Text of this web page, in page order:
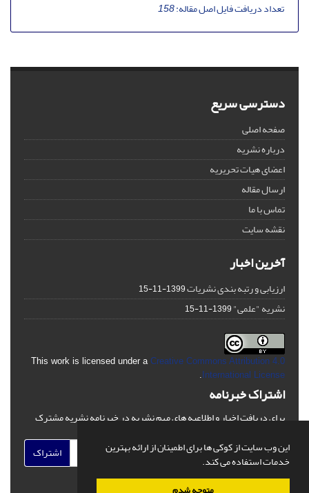
این وب سایت از کوکی ها برای اطمینان از ارائه بهترین
خدمات استفاده می کند.
تعداد دریافت فایل اصل مقاله:158
دسترسی سریع
صفحه اصلی
درباره نشریه
اعضای هیات تحریریه
ارسال مقاله
تماس با ما
نقشه سایت
آخرین اخبار
ارزیابی و رتبه بندی نشریات1399-11-15
نشریه "علمی"1399-11-15
This work is licensed under a Creative Commons Attribution 4.0
International License
اشتراک خبرنامه
برای دریافت اخبار و اطلاعیه های مهم نشریه در خبرنامه نشریه مشترک
اشتراک